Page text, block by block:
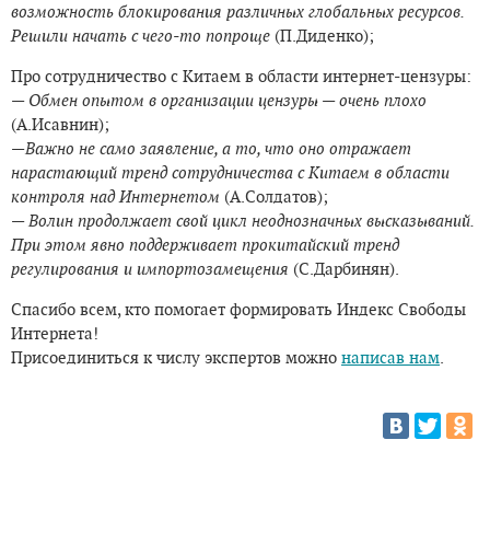
возможность блокирования различных глобальных ресурсов.
Решили начать с чего-то попроще (П.Диденко);
Про сотрудничество с Китаем в области интернет-цензуры:
— Обмен опытом в организации цензуры — очень плохо
(А.Исавнин);
—Важно не само заявление, а то, что оно отражает
нарастающий тренд сотрудничества с Китаем в области
контроля над Интернетом (А.Солдатов);
—Волин продолжает свой цикл неоднозначных высказываний.
При этом явно поддерживает прокитайский тренд
регулирования и импортозамещения (С.Дарбинян).
Спасибо всем, кто помогает формировать Индекс Свободы
Интернета!
Присоединиться к числу экспертов можно написав нам.